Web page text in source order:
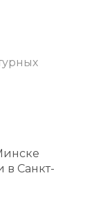
в Санкт-